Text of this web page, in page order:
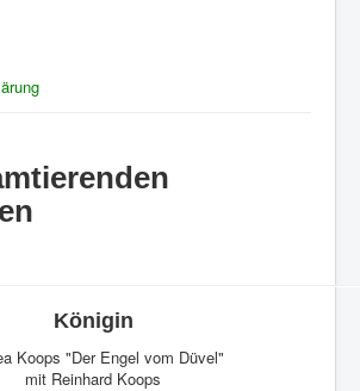
Königin
Koops "Der Engel vom Düvel"
mit Reinhard Koops